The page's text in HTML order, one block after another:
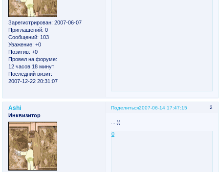
Зарегистрирован: 2007-06-07
Приглашений: 0
Сообщений: 103
Уважение: +0
Позитив: +0
Провел на форуме:
12 часов 18 минут
Последний визит:
2007-12-22 20:31:07
Поделиться 2
2007-06-14 17:47:15
Ashi
Инквизитор
....))
0